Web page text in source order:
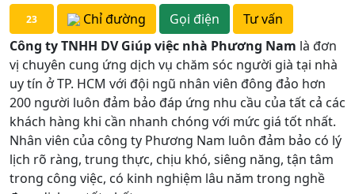
23 Chỉ đường Gọi điện
Tư vấn
Công ty TNHH DV Giúp việc nhà Phương Nam là đơn
vị chuyên cung ứng dịch vụ chăm sóc người già tại nhà
uy tín ở TP. HCM với đội ngũ nhân viên đông đảo hơn
200 người luôn đảm bảo đáp ứng nhu cầu của tất cả các
khách hàng khi cần nhanh chóng với mức giá tốt nhất.
Nhân viên của công ty Phương Nam luôn đảm bảo có lý
lịch rõ ràng, trung thực, chịu khó, siêng năng, tận tâm
trong công việc, có kinh nghiệm lâu năm trong nghề